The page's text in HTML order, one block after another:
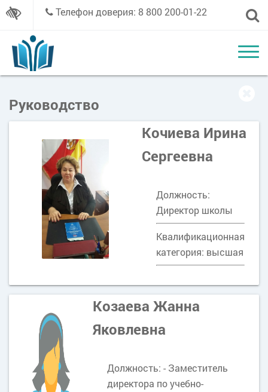
Телефон доверия: 8 800 200-01-22
Руководство
Кочиева Ирина
Сергеевна
Должность:
Директор школы
Квалификационная
категория: высшая
Козаева Жанна
Яковлевна
Должность: - Заместитель
директора по учебно-